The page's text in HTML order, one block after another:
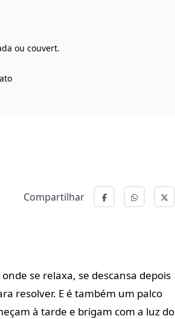
ou couvert.
Compartilhar
se relaxa, se descansa depois
resolver. E é também um palco
à tarde e brigam com a luz do